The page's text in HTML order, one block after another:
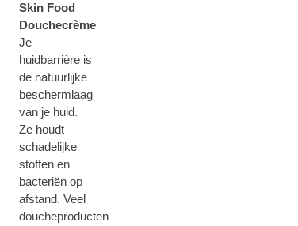
Skin Food
Douchecrème
Je
huidbarrière is
de natuurlijke
beschermlaag
van je huid.
Ze houdt
schadelijke
stoffen en
bacteriën op
afstand. Veel
doucheproducten